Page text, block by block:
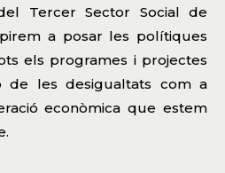
Tercer Sector Social de
a posar les pol​í​tiques
els programes i projectes
de les desigualtats com a
econòmica que estem